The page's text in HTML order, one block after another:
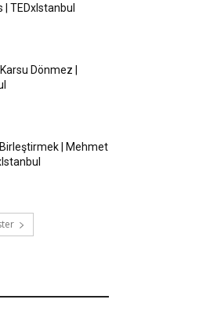
TEDxIstanbul
Dönmez |
Birleştirmek | Mehmet